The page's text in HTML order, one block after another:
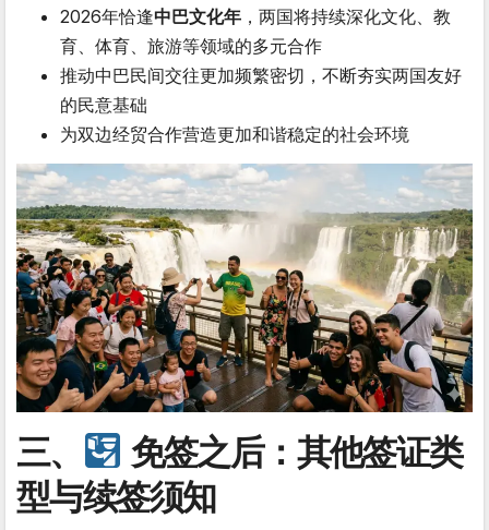
2026年恰逢中巴文化年 ，两国将持续深化文化、教
育、体育、旅游等领域的多元合作
推动中巴民间交往更加频繁密切，不断夯实两国友好
的民意基础
为双边经贸合作营造更加和谐稳定的社会环境
三、
免签之后：其他签证类
型与续签须知